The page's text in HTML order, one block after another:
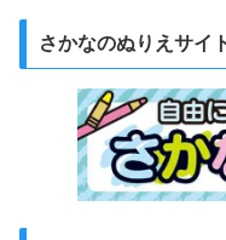
さかなのぬりえサイ